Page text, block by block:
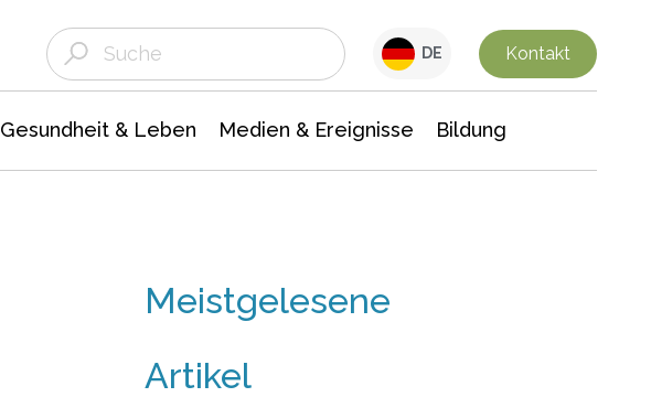
DE Kontakt
Gesundheit & Leben Medien & Ereignisse Bildung
Meistgelesene
Artikel